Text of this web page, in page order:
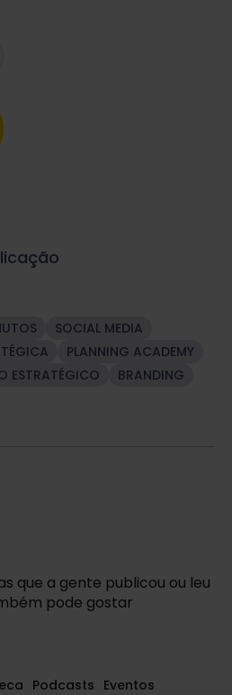
SOCIAL MEDIA
PLANNING ACADEMY
ESTRATÉGICO
BRANDING
que a gente publicou ou leu
pode gostar
Podcasts Eventos